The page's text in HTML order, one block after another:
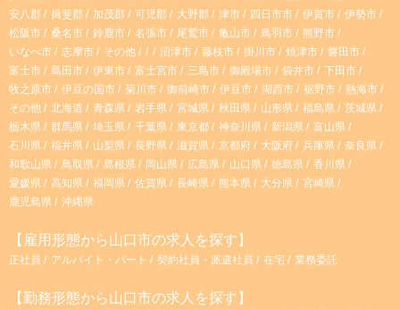
安八郡
揖斐郡 加茂郡 可児郡 大野郡 津市 四日市市 伊賀市
伊勢市
松阪市
桑名市 鈴鹿市 名張市 尾鷲市 亀山市 鳥羽市
熊野市
いなべ市
志摩市 その他 沼津市 藤枝市 掛川市 焼津市
磐田市
富士市
島田市 伊東市 富士宮市 三島市 御殿場市 袋井市
下田市
牧之原市
伊豆の国市 菊川市 御前崎市 伊豆市 湖西市 裾野市
熱海市
その他
北海道 青森県 岩手県 宮城県 秋田県 山形県 福島県
茨城県
栃木県
群馬県 埼玉県 千葉県 東京都 神奈川県 新潟県
富山県
石川県
福井県 山梨県 長野県 滋賀県 京都府 大阪府 兵庫県
奈良県
和歌山県
鳥取県 島根県 岡山県 広島県 山口県 徳島県
香川県
愛媛県
高知県 福岡県 佐賀県 長崎県 熊本県 大分県
宮崎県
鹿児島県
沖縄県
【雇用形態から山口市の求人を探す】
正社員 アルバイト・パート 契約社員・派遣社員 在宅 業務委託
【勤務形態から山口市の求人を探す】